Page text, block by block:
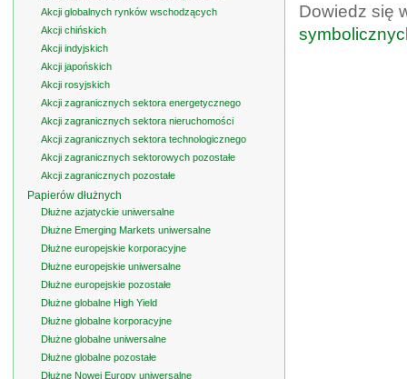
Dowiedz się
Akcji globalnych rynków wschodzących
Akcji chińskich
Akcji indyjskich
Akcji japońskich
Akcji rosyjskich
Akcji zagranicznych sektora energetycznego
Akcji zagranicznych sektora nieruchomości
Akcji zagranicznych sektora technologicznego
Akcji zagranicznych sektorowych pozostałe
Akcji zagranicznych pozostałe
Papierów dłużnych
Dłużne azjatyckie uniwersalne
Dłużne Emerging Markets uniwersalne
Dłużne europejskie korporacyjne
Dłużne europejskie uniwersalne
Dłużne europejskie pozostałe
Dłużne globalne High Yield
Dłużne globalne korporacyjne
Dłużne globalne uniwersalne
Dłużne globalne pozostałe
Dłużne Nowej Europy uniwersalne